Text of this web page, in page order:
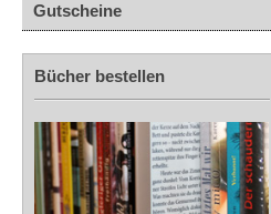
Gutscheine
Bücher bestellen